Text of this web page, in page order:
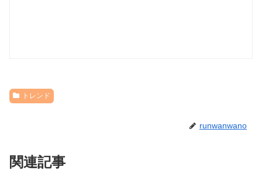
トレンド
runwanwano
関連記事